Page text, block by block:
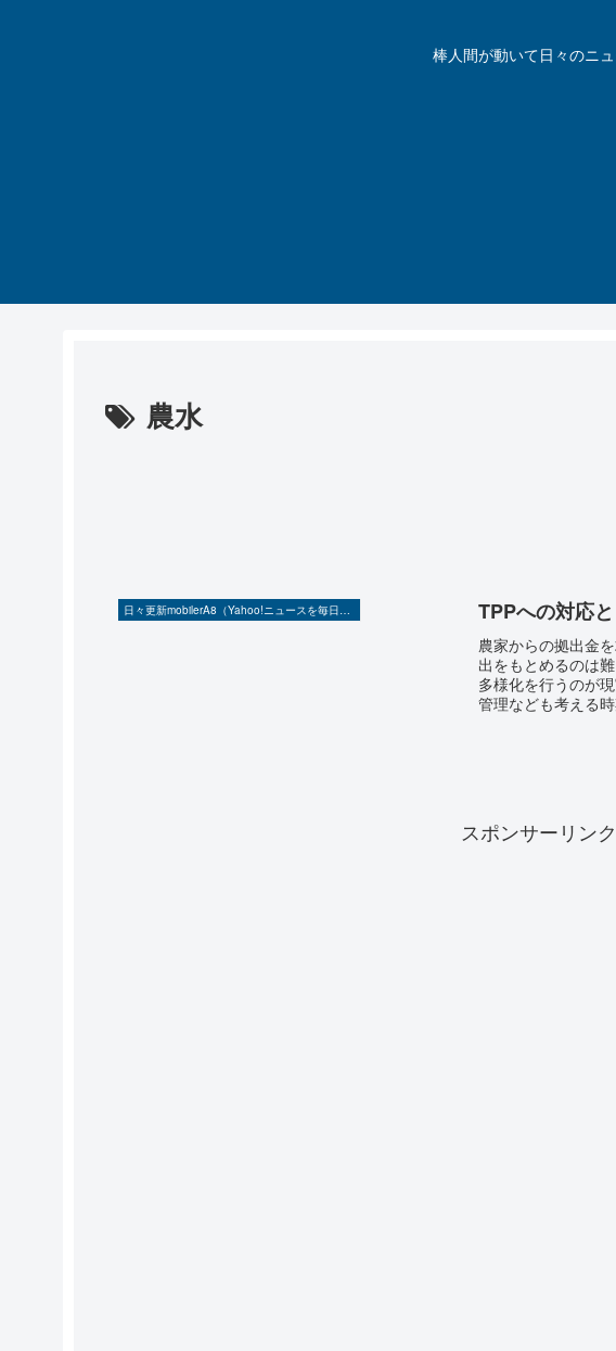
棒人間が動いて日々のニ
農水
日々更新mobilerA8（Yahoo!ニュースを毎日ウォッチ） TPPへの対応
農家からの拠出金
出をもとめるのは
多様化を行うのが
管理なども考える
スポンサーリンク